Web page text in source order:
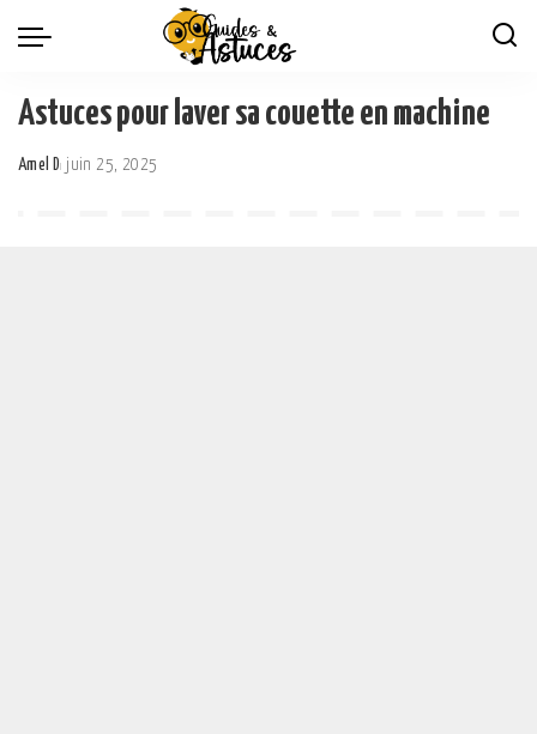
Astuces pour laver sa couette en machine
Posted
Amel D juin 25, 2025